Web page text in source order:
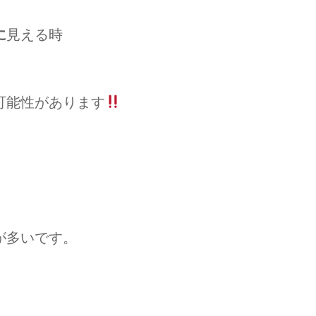
見える時
能性があります
いです。